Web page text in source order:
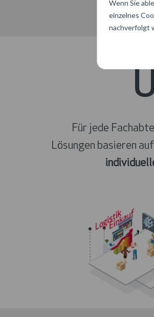
Wenn Sie
einzelnes
nachverfolgt
Für jede
Lösungen basieren